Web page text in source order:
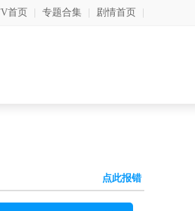
首页 专题合集 剧情首页
点此报错